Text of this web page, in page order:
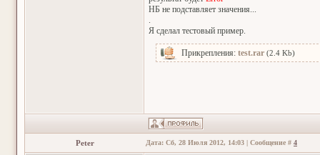
НБ не подставляет значения...
.
Я сделал тестовый пример.
Прикрепления: test.rar (2.4 Kb)
Peter Дата: Сб, 28 Июля 2012, 14:03 | Сообщение # 4